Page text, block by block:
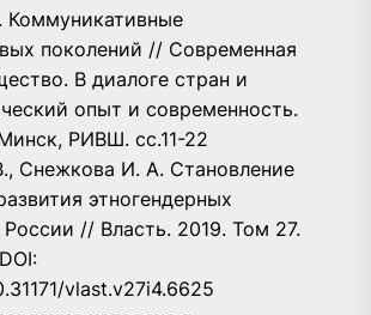
поколений // Современная
В диалоге стран и
опыт и современность.
РИВШ. сс.11-22
Снежкова И. А. Становление
этногендерных
// Власть. 2019. Том 27.
vlast.v27i4.6625